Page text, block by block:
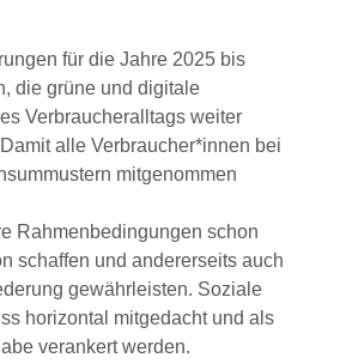
für die Jahre 2025 bis
die grüne und digitale
Verbraucheralltags weiter
alle Verbraucher*innen bei
mitgenommen
Rahmenbedingungen schon
schaffen und andererseits auch
gewährleisten. Soziale
horizontal mitgedacht und als
verankert werden.